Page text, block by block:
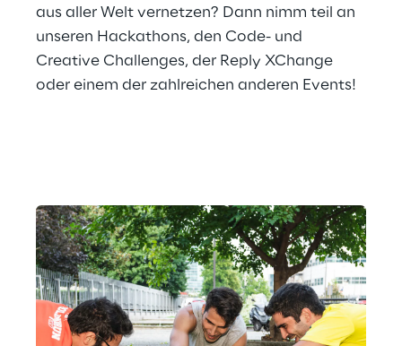
aus aller Welt vernetzen? Dann nimm teil an
unseren Hackathons, den Code- und
Creative Challenges, der Reply XChange
oder einem der zahlreichen anderen Events!